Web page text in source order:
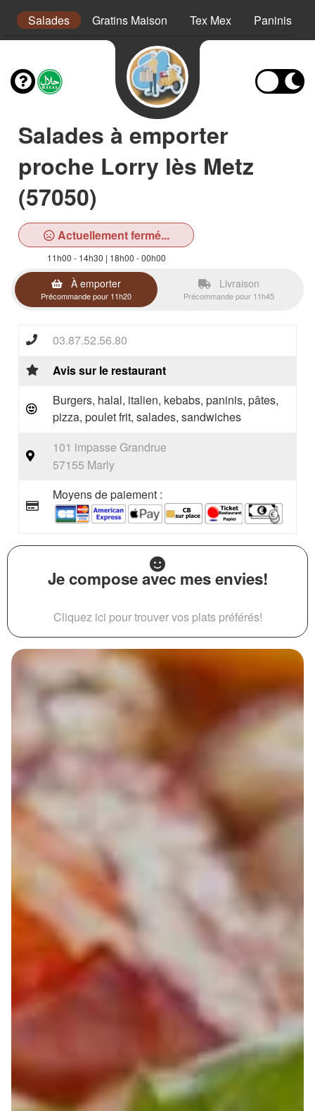
Salades Gratins Maison Tex Mex Paninis
Salades à emporter
proche Lorry lès Metz
(57050)
Actuellement fermé...
11h00 - 14h30 | 18h00 - 00h00
À emporter
Précommande pour 11h20
Livraison
Précommande pour 11h45
03.87.52.56.80
Avis sur le restaurant
Burgers, halal, italien, kebabs, paninis, pâtes,
pizza, poulet frit, salades, sandwiches
101 impasse Grandrue
57155 Marly
Moyens de paiement :
Je compose avec mes envies!
Cliquez ici pour trouver vos plats préférés!